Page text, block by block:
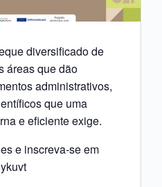
diversificado de
áreas que dão
administrativos,
que uma
e eficiente exige.
e inscreva-se em